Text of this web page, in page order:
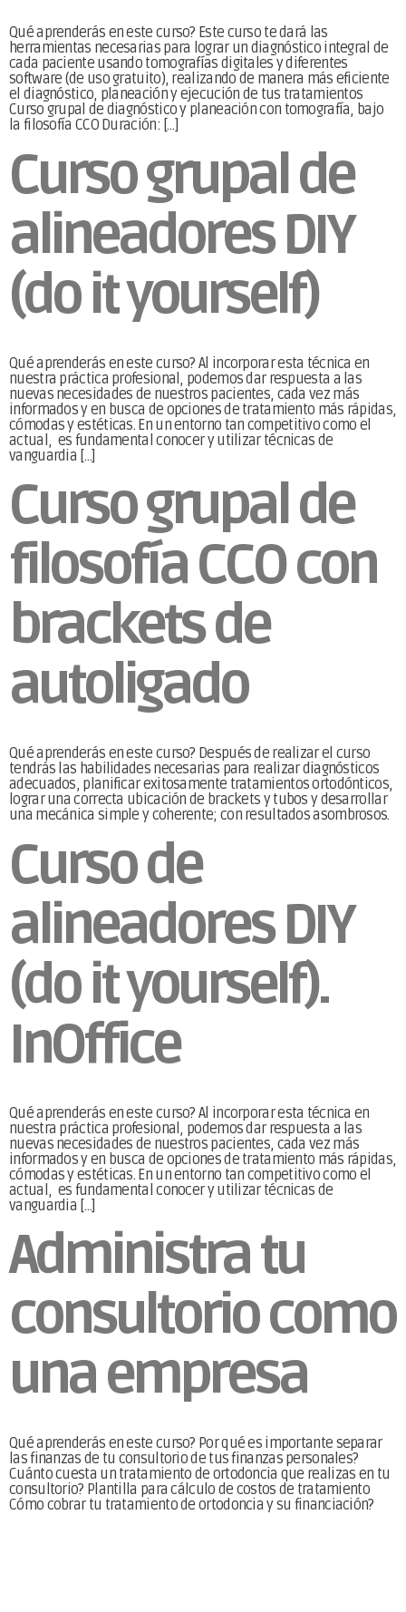
Qué aprenderás en este curso? Este curso te dará las
herramientas necesarias para lograr un diagnóstico integral de
cada paciente usando tomografías digitales y diferentes
software (de uso gratuito), realizando de manera más eficiente
el diagnóstico, planeación y ejecución de tus tratamientos
Curso grupal de diagnóstico y planeación con tomografía, bajo
la filosofía CCO Duración: […]
Curso grupal de
alineadores DIY
(do it yourself)
Qué aprenderás en este curso? Al incorporar esta técnica en
nuestra práctica profesional, podemos dar respuesta a las
nuevas necesidades de nuestros pacientes, cada vez más
informados y en busca de opciones de tratamiento más rápidas,
cómodas y estéticas. En un entorno tan competitivo como el
actual, es fundamental conocer y utilizar técnicas de
vanguardia […]
Curso grupal de
filosofía CCO con
brackets de
autoligado
Qué aprenderás en este curso? Después de realizar el curso
tendrás las habilidades necesarias para realizar diagnósticos
adecuados, planificar exitosamente tratamientos ortodónticos,
lograr una correcta ubicación de brackets y tubos y desarrollar
una mecánica simple y coherente; con resultados asombrosos.
Curso de
alineadores DIY
(do it yourself).
InOffice
Qué aprenderás en este curso? Al incorporar esta técnica en
nuestra práctica profesional, podemos dar respuesta a las
nuevas necesidades de nuestros pacientes, cada vez más
informados y en busca de opciones de tratamiento más rápidas,
cómodas y estéticas. En un entorno tan competitivo como el
actual, es fundamental conocer y utilizar técnicas de
vanguardia […]
Administra tu
consultorio como
una empresa
Qué aprenderás en este curso? Por qué es importante separar
las finanzas de tu consultorio de tus finanzas personales?
Cuánto cuesta un tratamiento de ortodoncia que realizas en tu
consultorio? Plantilla para cálculo de costos de tratamiento
Cómo cobrar tu tratamiento de ortodoncia y su financiación?